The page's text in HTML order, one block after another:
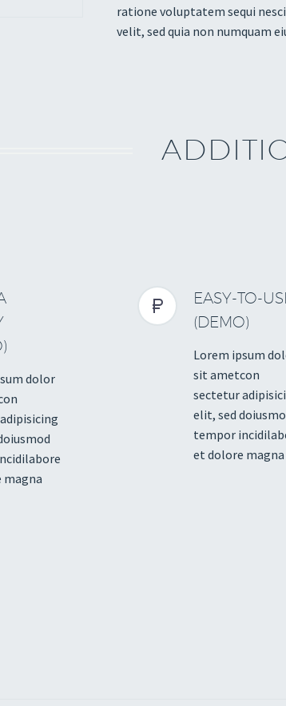
ratione voluptatem sequi
velit, sed quia non numquam
dolor


EASY-TO-
(DEMO)
Lorem ipsum
sit ametcon
sectetur
elit, sed
tempor
et dolore magna